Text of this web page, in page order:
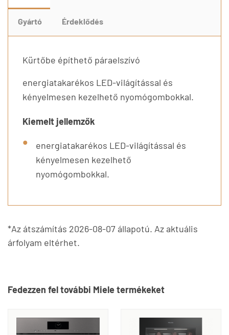
Gyártó Érdeklődés
Kürtőbe építhető páraelszívó
energiatakarékos LED-világítással és
kényelmesen kezelhető nyomógombokkal.
Kiemelt jellemzők
energiatakarékos LED-világítással és
kényelmesen kezelhető
nyomógombokkal.
*Az átszámítás 2026-08-07 állapotú. Az aktuális
árfolyam eltérhet.
Fedezzen fel további Miele termékeket